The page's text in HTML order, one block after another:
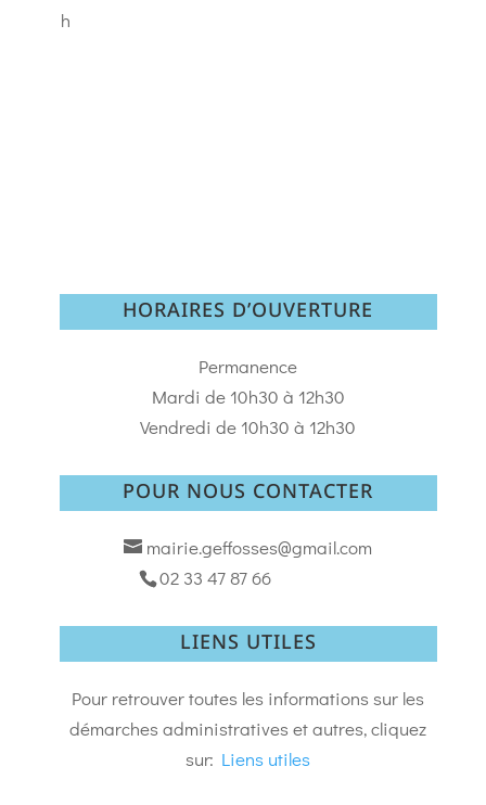
h
HORAIRES D’OUVERTURE
Permanence
Mardi de 10h30 à 12h30
Vendredi de 10h30 à 12h30
POUR NOUS CONTACTER
mairie.geffosses@gmail.com
02 33 47 87 66
LIENS UTILES
Pour retrouver toutes les informations sur les
démarches administratives et autres, cliquez
sur: Liens utiles